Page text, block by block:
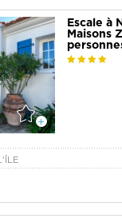
Escale à
Maisons